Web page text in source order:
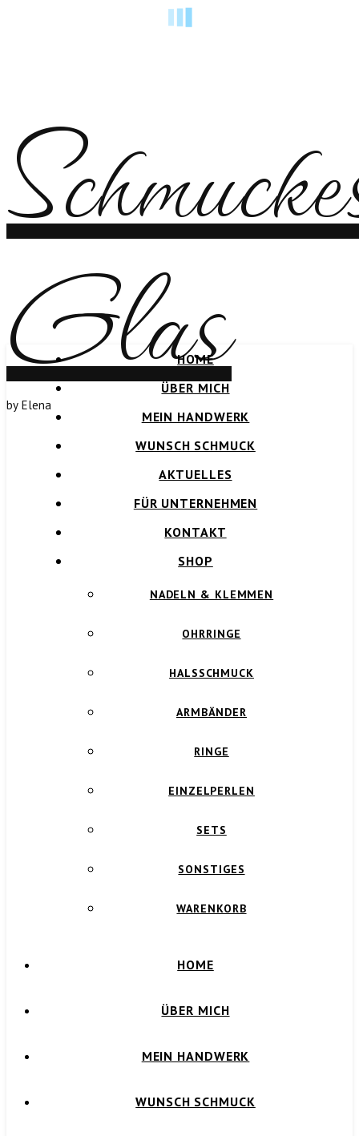
Glas
by Elena
HOME
ÜBER MICH
MEIN HANDWERK
WUNSCH SCHMUCK
AKTUELLES
FÜR UNTERNEHMEN
KONTAKT
SHOP
NADELN & KLEMMEN
OHRRINGE
HALSSCHMUCK
ARMBÄNDER
RINGE
EINZELPERLEN
SETS
SONSTIGES
WARENKORB
HOME
ÜBER MICH
MEIN HANDWERK
WUNSCH SCHMUCK